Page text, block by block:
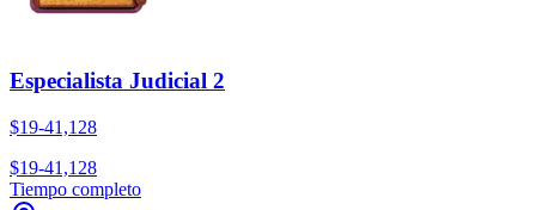
Especialista Judicial 2
$19-41,128
$19-41,128
Tiempo completo